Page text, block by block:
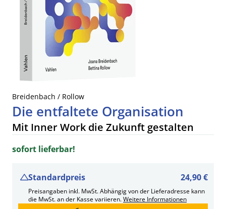
Breidenbach / Rollow
Die entfaltete Organisation
Mit Inner Work die Zukunft gestalten
sofort lieferbar!
Standardpreis 24,90 €
Preisangaben inkl. MwSt. Abhängig von der Lieferadresse kann
die MwSt. an der Kasse variieren.Weitere Informationen